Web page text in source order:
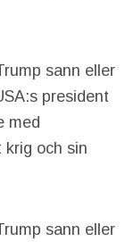
sann eller
president
med
och sin
sann eller